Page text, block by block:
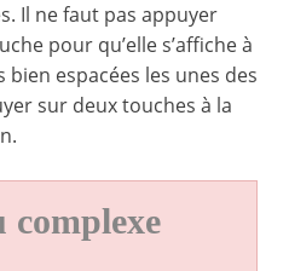
Il ne faut pas appuyer
pour qu’elle s’affiche à
bien espacées les unes des
sur deux touches à la
complexe